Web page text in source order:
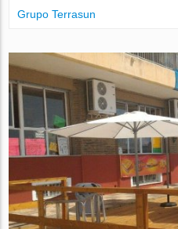
Grupo Terrasun